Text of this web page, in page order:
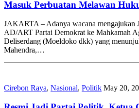
Masuk Perbuatan Melawan
JAKARTA – Adanya wacana mengajukan
AD/ART Partai Demokrat ke Mahkamah
Deliserdang (Moeldoko dkk) yang
Mahendra,…
Cirebon Raya, Nasional, Politik May 20,